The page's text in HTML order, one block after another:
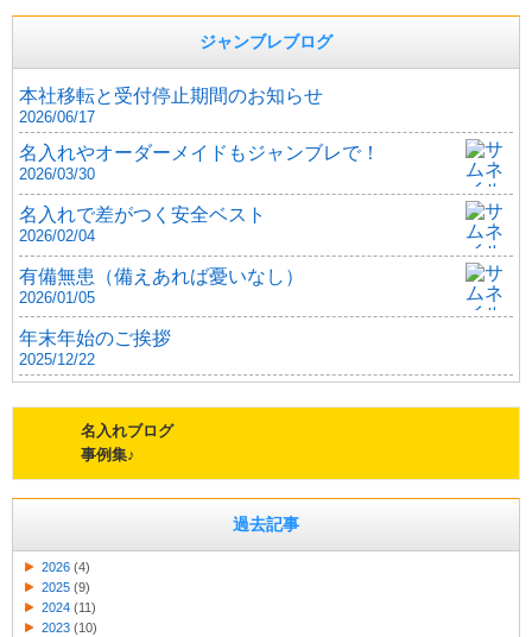
ジャンブレブログ
本社移転と受付停止期間のお知らせ
2026/06/17
名入れやオーダーメイドもジャンブレで！
2026/03/30
名入れで差がつく安全ベスト
2026/02/04
有備無患（備えあれば憂いなし）
2026/01/05
年末年始のご挨拶
2025/12/22
名入れブログ
事例集♪
過去記事
2026 (4)
2025 (9)
2024 (11)
2023 (10)